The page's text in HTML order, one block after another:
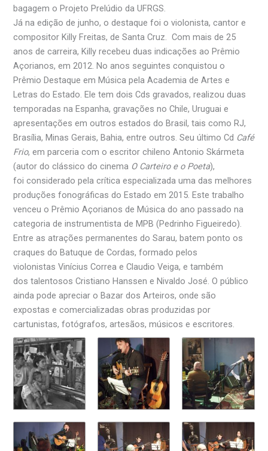
bagagem o Projeto Prelúdio da UFRGS.
Já na edição de junho, o destaque foi o violonista, cantor e
compositor Killy Freitas, de Santa Cruz. Com mais de 25
anos de carreira, Killy recebeu duas indicações ao Prêmio
Açorianos, em 2012. No anos seguintes conquistou o
Prêmio Destaque em Música pela Academia de Artes e
Letras do Estado. Ele tem dois Cds gravados, realizou duas
temporadas na Espanha, gravações no Chile, Uruguai e
apresentações em outros estados do Brasil, tais como RJ,
Brasília, Minas Gerais, Bahia, entre outros. Seu último Cd Café
Frio, em parceria com o escritor chileno Antonio Skármeta
(autor do clássico do cinema O Carteiro e o Poeta),
foi considerado pela crítica especializada uma das melhores
produções fonográficas do Estado em 2015. Este trabalho
venceu o Prêmio Açorianos de Música do ano passado na
categoria de instrumentista de MPB (Pedrinho Figueiredo).
Entre as atrações permanentes do Sarau, batem ponto os
craques do Batuque de Cordas, formado pelos
violonistas Vinícius Correa e Claudio Veiga, e também
dos talentosos Cristiano Hanssen e Nivaldo José. O público
ainda pode apreciar o Bazar dos Arteiros, onde são
expostas e comercializadas obras produzidas por
cartunistas, fotógrafos, artesãos, músicos e escritores.